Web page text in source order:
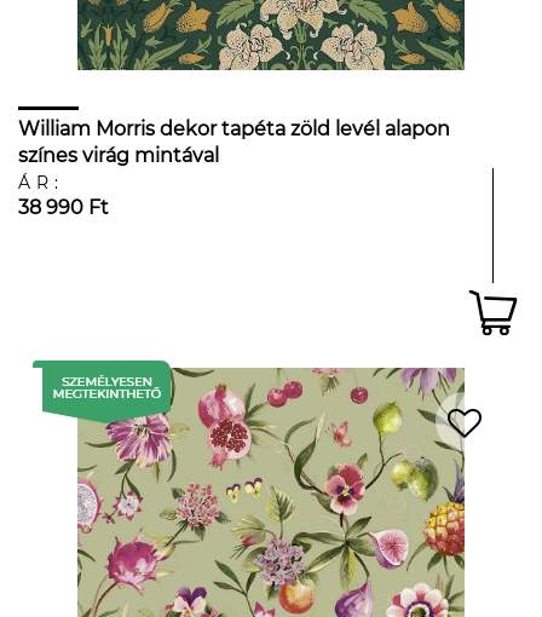
William Morris dekor tapéta zöld levél alapon
színes virág mintával
ÁR:
38 990 Ft